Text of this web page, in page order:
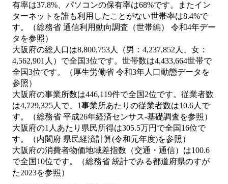
有率は37.8%、パソコンの保有率は68%です。またイン
ターネットを誰も利用したことがない世帯率は8.4%で
す。（総務省 通信利用動向調査（世帯編） 令和4年デー
タを参照）
大阪府の総人口は8,800,753人（男：4,237,852人、女：
4,562,901人）で全国3位です。世帯数は4,433,664世帯で
全国3位です。（厚生労働省 令和3年人口動態データを
参照）
大阪府の事業所数は446,119件で全国2位です。従業者数
は4,729,325人で、1事業所あたりの従業者数は10.6人で
す。（総務省 平成26年経済センサス‐基礎調査を参照）
大阪府の1人あたり県民所得は305.5万円で全国16位で
す。（内閣府 県民経済計算(令和元年度)を参照）
大阪府の消費者物価地域差指数（交通・通信）は100.6
で全国10位です。（総務省 統計でみる都道府県のすが
た2023を参照）